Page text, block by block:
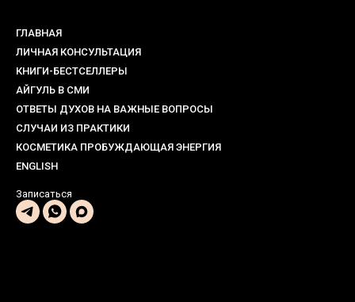
ГЛАВНАЯ
ЛИЧНАЯ КОНСУЛЬТАЦИЯ
КНИГИ-БЕСТСЕЛЛЕРЫ
АЙГУЛЬ В СМИ
ОТВЕТЫ ДУХОВ НА ВАЖНЫЕ ВОПРОСЫ
СЛУЧАИ ИЗ ПРАКТИКИ
КОСМЕТИКА ПРОБУЖДАЮЩАЯ ЭНЕРГИЯ
ENGLISH
Записаться